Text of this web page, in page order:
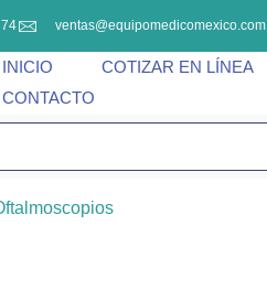
ventas@equipomedicomexico.com
INICIO COTIZAR EN LÍNEA
CONTACTO